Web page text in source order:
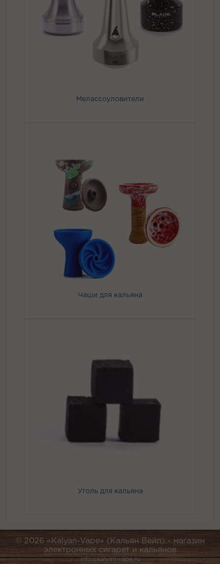
Мелассоуловители
Чаши для кальяна
Уголь для кальяна
© 2026 «Kalyan-Vape» (Кальян Вейп) - магазин
электронных сигарет и кальянов
info@kalyan-vape.ru